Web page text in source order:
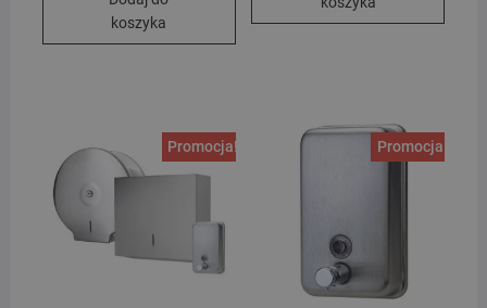
koszyka
Promocja! Promocja!